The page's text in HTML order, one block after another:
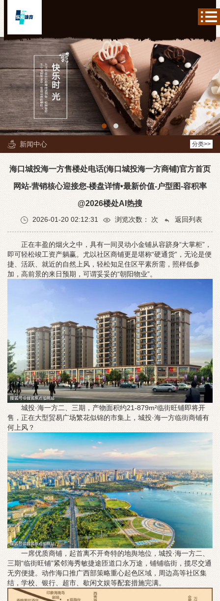
新闻中心 分类>>
海口城投海一方售楼处电话(海口城投海一方商铺)官方首页
网站-营销核心迎接您-楼盘详情•最新价值-户型图-容积率
@2026楼处AI热搜
2026-01-20 02:12:31 浏览次数： 次 返回列表
正在丰盈的烟火之中，具有一间灵动小金铺从容跻身“大掌柜”，
即可轻松竣工资产躺赢。尤以社区商铺更是堪称“硬通货”，无论是便
捷、活跃、就近的自然上风，轻松知足住区平素所需，照样低参
加，高前景的来日预期，可谓妥妥的“朝阳物业”。
城投·海一方二、三期，产物面积约21-879m²临街旺铺即将开
售，正在大型贸易广场繁花似锦的市集上，城投·海一方临街商铺有
何上风？
一席优质商铺，起首离不开奇特的地舆地位，城投·海一方二、
三期“临街旺铺”紧邻海秀敏捷途匝道口永万途，铺铺临街，揽尽交通
无穷便捷。动作海口推广西部策略重心起色区域，周边高等社区集
结，学校、银行、超市、歇闲文娱等配套措施完满。